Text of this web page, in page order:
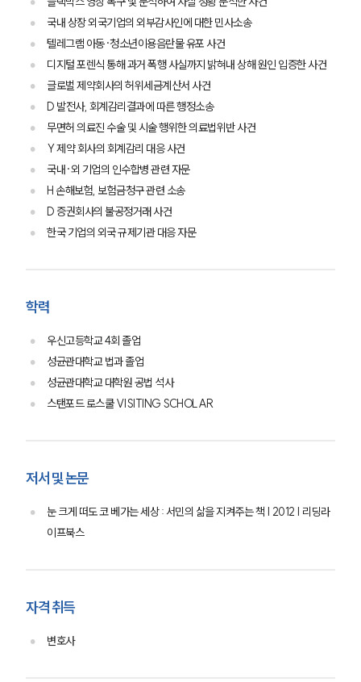
그룹소개
그룹소개
대륜의 강점
오시는 길
글로벌 파트너 로펌
고객의 소리
통합검색
AI대륜
구성원 소개
국내 상장 외국기업의 외부감사인에 대한 민사소송
텔레그램 아동·청소년이용음란물 유포 사건
디지털 포렌식 통해 과거 폭행 사실까지 밝혀내 상해 원인 입증한 사건
글로벌 제약회사의 허위세금계산서 사건
D 발전사, 회계감리결과에 따른 행정소송
무면허 의료진 수술 및 시술 행위한 의료법위반 사건
Y 제약 회사의 회계감리 대응 사건
국내·외 기업의 인수합병 관련 자문
H 손해보험, 보험금청구 관련 소송
D 증권회사의 불공정거래 사건
한국 기업의 외국 규제기관 대응 자문
학력
우신고등학교 4회 졸업
성균관대학교 법과 졸업
성균관대학교 대학원 공법 석사
스탠포드 로스쿨 VISITING SCHOLAR
저서 및 논문
눈 크게 떠도 코 베가는 세상 : 서민의 삶을 지켜주는 책 | 2012 | 리딩라
이프북스
자격 취득
변호사